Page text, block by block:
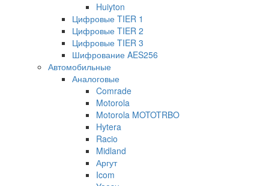
Huiyton
Цифровые TIER 1
Цифровые TIER 2
Цифровые TIER 3
Шифрование AES256
Автомобильные
Аналоговые
Comrade
Motorola
Motorola MOTOTRBO
Hytera
Racio
Midland
Аргут
Icom